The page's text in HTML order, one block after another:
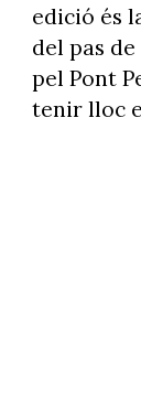
edició és
del pas
pel Pont
tenir lloc